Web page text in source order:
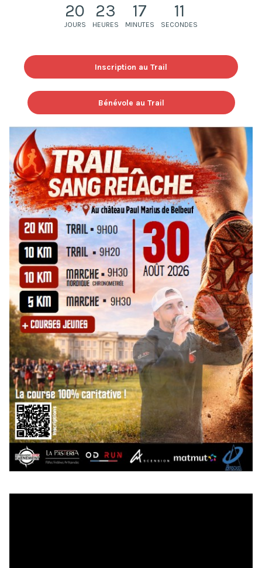
20
JOURS
23
HEURES
17
MINUTES
9
SECONDES
Inscription au Trail
Bénévole au Trail